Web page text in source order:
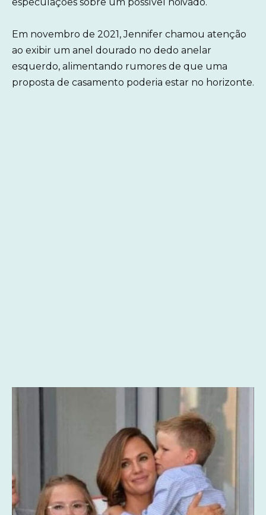
Em novembro de 2021, Jennifer chamou atenção
ao exibir um anel dourado no dedo anelar
esquerdo, alimentando rumores de que uma
proposta de casamento poderia estar no horizonte.